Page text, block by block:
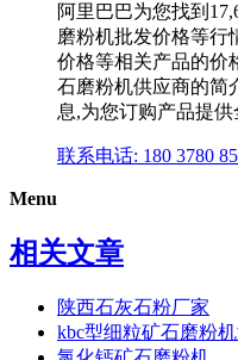
阿里巴巴为您找到
磨粉机批发价格等行
价格等相关产品的价
石磨粉机供应商的简
息,为您订购产品提供
联系电话: 180 3780
Menu
相关文章
陕西石灰石粉厂家
kbc型细粒矿石磨粉